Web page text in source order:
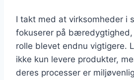
I takt med at virksomheder i
fokuserer på bæredygtighed,
rolle blevet endnu vigtigere.
ikke kun levere produkter,
deres processer er